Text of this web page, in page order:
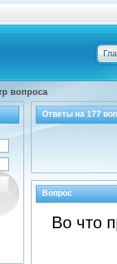
вопроса
Ответы на177
Вопрос
Во что